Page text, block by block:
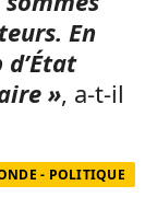
En
d’État
», a-t-il
- POLITIQUE